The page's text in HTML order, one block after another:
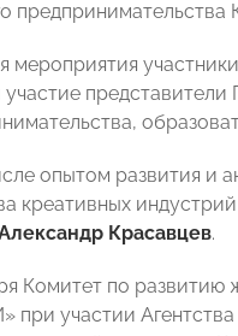
мероприятия
участие
опытом развития и
креативных индустрий
Красавцев.
Комитет по развитию
при участии